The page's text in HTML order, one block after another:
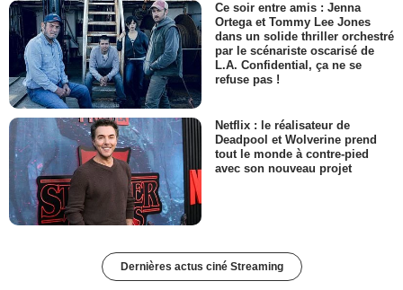
Ce soir entre amis : Jenna
Ortega et Tommy Lee Jones
dans un solide thriller orchestré
par le scénariste oscarisé de
L.A. Confidential, ça ne se
refuse pas !
Netflix : le réalisateur de
Deadpool et Wolverine prend
tout le monde à contre-pied
avec son nouveau projet
Dernières actus ciné Streaming